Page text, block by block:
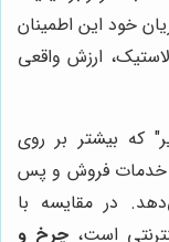
خود این اطمینان
ارزش واقعی
که بیشتر بر روی
فروش و پس
در مقایسه با
است، چرخ و